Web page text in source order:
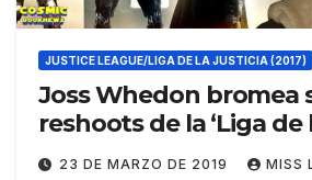
JUSTICE LEAGUE/LIGA DE LA JUSTICIA (2017)
Joss Whedon bromea
reshoots de la ‘Liga de
23 DE MARZO DE 2019 MISS